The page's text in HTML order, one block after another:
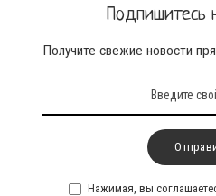
Подпишитесь
Получите свежие новости
Нажимая, вы